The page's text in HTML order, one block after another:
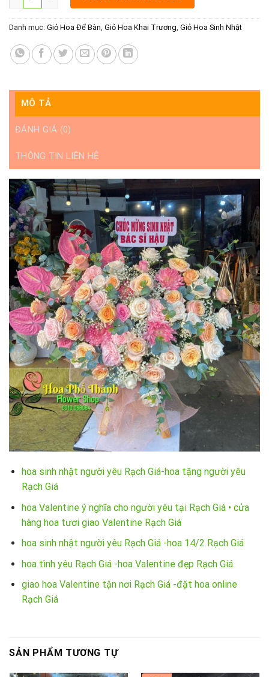
Danh mục: Giỏ Hoa Để Bàn, Giỏ Hoa Khai Trương, Giỏ Hoa Sinh Nhật
MÔ TẢ
ĐÁNH GIÁ (0)
THÔNG TIN LIÊN HỆ
hoa sinh nhật người yêu Rạch Giá-hoa tặng người yêu
Rạch Giá
hoa Valentine ý nghĩa cho người yêu tại Rạch Giá • cửa
hàng hoa tươi giao Valentine Rạch Giá
hoa sinh nhật người yêu Rạch Giá -hoa 14/2 Rạch Giá
hoa tình yêu Rạch Giá -hoa Valentine đẹp Rạch Giá
giao hoa Valentine tận nơi Rạch Giá -đặt hoa online
Rạch Giá
SẢN PHẨM TƯƠNG TỰ